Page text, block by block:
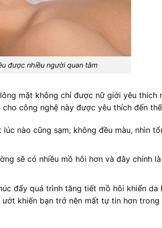
được nhiều người quan tâm
mặt không chỉ được nữ giới yêu thích
công nghệ này được yêu thích đến
nào cũng sạm, không đều màu, nhìn
sẽ có nhiều mồ hôi hơn và đây chính là
đẩy quá trình tăng tiết mồ hôi khiến da
khiến bạn trở nên mất tự tin hơn trong